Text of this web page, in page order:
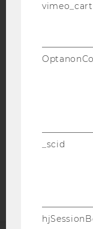
vimeo_cart
_scid